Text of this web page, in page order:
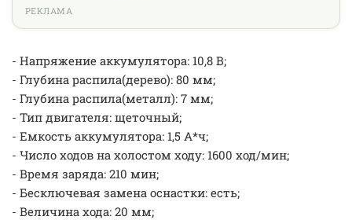
РЕКЛАМА
- Напряжение аккумулятора: 10,8 В;
- Глубина распила(дерево): 80 мм;
- Глубина распила(металл): 7 мм;
- Тип двигателя: щеточный;
- Емкость аккумулятора: 1,5 А*ч;
- Число ходов на холостом ходу: 1600 ход/мин;
- Время заряда: 210 мин;
- Бесключевая замена оснастки: есть;
- Величина хода: 20 мм;